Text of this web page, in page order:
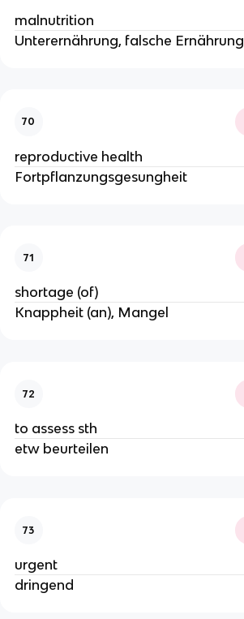
malnutrition
Unterernährung, falsche Ernährung
70
reproductive health
Fortpflanzungsgesungheit
71
shortage (of)
Knappheit (an), Mangel
72
to assess sth
etw beurteilen
73
urgent
dringend